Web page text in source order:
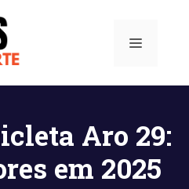
Menu
Aro 29:
em 2025